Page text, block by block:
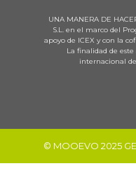
UNA MANERA DE
S.L. en el marco del
apoyo de ICEX y con la
La finalidad de
internacional
© MOOEVO 2025